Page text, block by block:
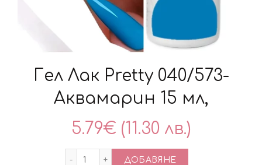
Гел Лак Pretty 040/573-
Аквамарин 15 мл,
5.79€ (11.30 лв.)
количество за Гел Лак Pretty 040/573-
ДОБАВЯНЕ